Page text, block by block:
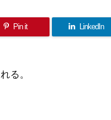
Pin it LinkedIn
る。